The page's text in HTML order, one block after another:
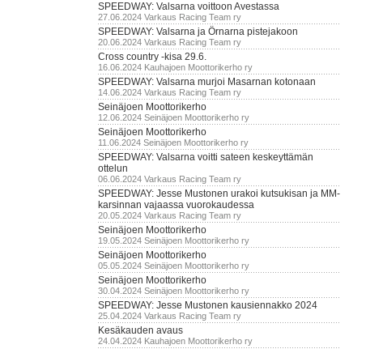
SPEEDWAY: Valsarna voittoon Avestassa
27.06.2024 Varkaus Racing Team ry
SPEEDWAY: Valsarna ja Örnarna pistejakoon
20.06.2024 Varkaus Racing Team ry
Cross country -kisa 29.6.
16.06.2024 Kauhajoen Moottorikerho ry
SPEEDWAY: Valsarna murjoi Masarnan kotonaan
14.06.2024 Varkaus Racing Team ry
Seinäjoen Moottorikerho
12.06.2024 Seinäjoen Moottorikerho ry
Seinäjoen Moottorikerho
11.06.2024 Seinäjoen Moottorikerho ry
SPEEDWAY: Valsarna voitti sateen keskeyttämän
ottelun
06.06.2024 Varkaus Racing Team ry
SPEEDWAY: Jesse Mustonen urakoi kutsukisan ja MM-
karsinnan vajaassa vuorokaudessa
20.05.2024 Varkaus Racing Team ry
Seinäjoen Moottorikerho
19.05.2024 Seinäjoen Moottorikerho ry
Seinäjoen Moottorikerho
05.05.2024 Seinäjoen Moottorikerho ry
Seinäjoen Moottorikerho
30.04.2024 Seinäjoen Moottorikerho ry
SPEEDWAY: Jesse Mustonen kausiennakko 2024
25.04.2024 Varkaus Racing Team ry
Kesäkauden avaus
24.04.2024 Kauhajoen Moottorikerho ry